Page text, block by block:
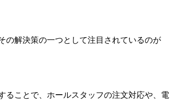
の解決策の一つとして注目されているのが
ることで、ホールスタッフの注文対応や、電